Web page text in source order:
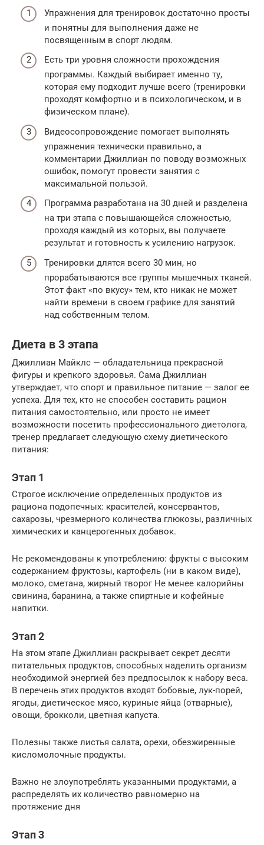
Упражнения для тренировок достаточно просты
и понятны для выполнения даже не
посвященным в спорт людям.
Есть три уровня сложности прохождения
программы. Каждый выбирает именно ту,
которая ему подходит лучше всего (тренировки
проходят комфортно и в психологическом, и в
физическом плане).
Видеосопровождение помогает выполнять
упражнения технически правильно, а
комментарии Джиллиан по поводу возможных
ошибок, помогут провести занятия с
максимальной пользой.
Программа разработана на 30 дней и разделена
на три этапа с повышающейся сложностью,
проходя каждый из которых, вы получаете
результат и готовность к усилению нагрузок.
Тренировки длятся всего 30 мин, но
прорабатываются все группы мышечных тканей.
Этот факт «по вкусу» тем, кто никак не может
найти времени в своем графике для занятий
над собственным телом.
Диета в 3 этапа
Джиллиан Майклс — обладательница прекрасной
фигуры и крепкого здоровья. Сама Джиллиан
утверждает, что спорт и правильное питание — залог ее
успеха. Для тех, кто не способен составить рацион
питания самостоятельно, или просто не имеет
возможности посетить профессионального диетолога,
тренер предлагает следующую схему диетического
питания:
Этап 1
Строгое исключение определенных продуктов из
рациона подопечных: красителей, консервантов,
сахарозы, чрезмерного количества глюкозы, различных
химических и канцерогенных добавок.
Не рекомендованы к употреблению: фрукты с высоким
содержанием фруктозы, картофель (ни в каком виде),
молоко, сметана, жирный творог Не менее калорийны
свинина, баранина, а также спиртные и кофейные
напитки.
Этап 2
На этом этапе Джиллиан раскрывает секрет десяти
питательных продуктов, способных наделить организм
необходимой энергией без предпосылок к набору веса.
В перечень этих продуктов входят бобовые, лук-порей,
ягоды, диетическое мясо, куриные яйца (отварные),
овощи, брокколи, цветная капуста.
Полезны также листья салата, орехи, обезжиренные
кисломолочные продукты.
Важно не злоупотреблять указанными продуктами, а
распределять их количество равномерно на
протяжение дня
Этап 3